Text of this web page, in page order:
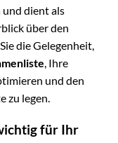
und dient als
über den
die Gelegenheit,
, Ihre
und den
zu legen.
für Ihr